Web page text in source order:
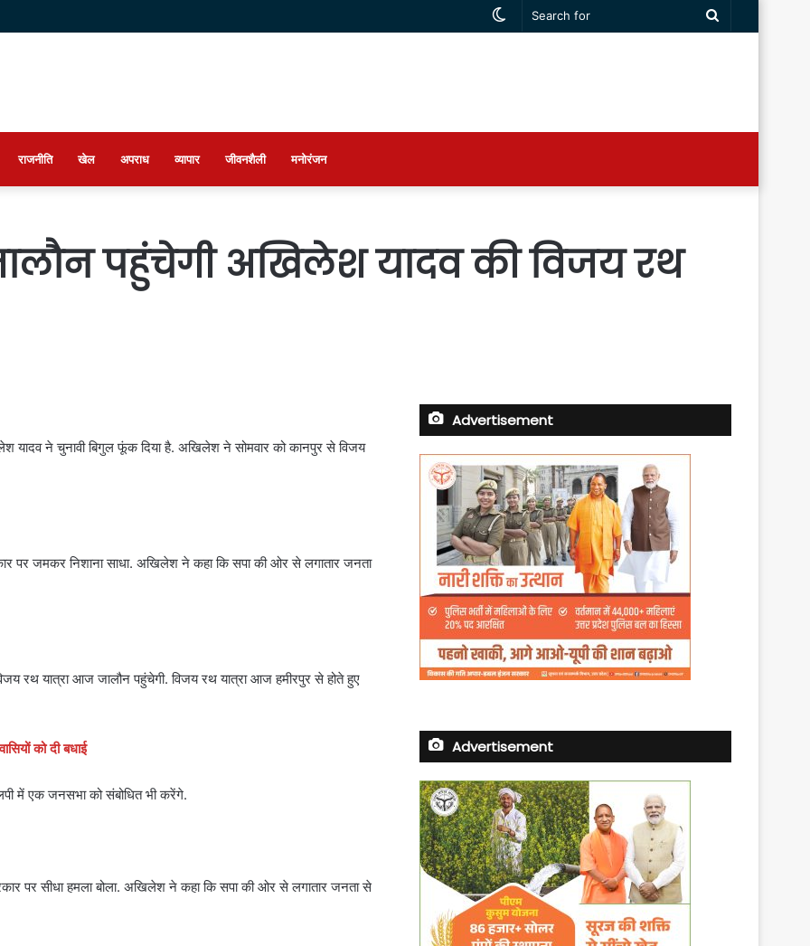
Search
Switch
राजनीति खेल अपराध व्यापार जीवनशैली मनोरंजन
पहुंचेगी अखिलेश यादव की विजय रथ
यादव ने चुनावी बिगुल फूंक दिया है. अखिलेश ने सोमवार को कानपुर से विजय
पर जमकर निशाना साधा. अखिलेश ने कहा कि सपा की ओर से लगातार जनता
रथ यात्रा आज जालौन पहुंचेगी. विजय रथ यात्रा आज हमीरपुर से होते हुए
को दी बधाई
में एक जनसभा को संबोधित भी करेंगे.
पर सीधा हमला बोला. अखिलेश ने कहा कि सपा की ओर से लगातार जनता से
Advertisement
Advertisement